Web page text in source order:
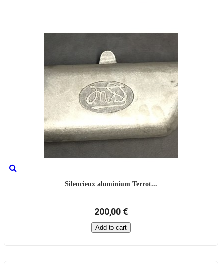
Silencieux aluminium Terrot...
200,00 €
Add to cart